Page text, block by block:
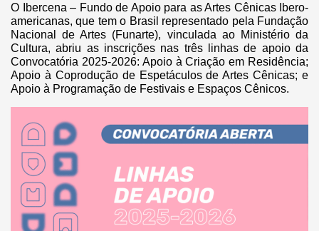
O Ibercena – Fundo de Apoio para as Artes Cênicas Ibero-
americanas, que tem o Brasil representado pela Fundação
Nacional de Artes (Funarte), vinculada ao Ministério da
Cultura, abriu as inscrições nas três linhas de apoio da
Convocatória 2025-2026: Apoio à Criação em Residência;
Apoio à Coprodução de Espetáculos de Artes Cênicas; e
Apoio à Programação de Festivais e Espaços Cênicos.